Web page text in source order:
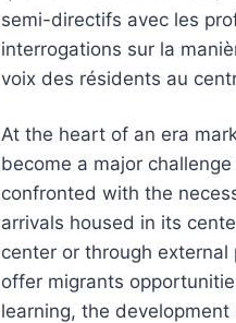
semi-directifs avec les
interrogations sur la
voix des résidents au
At the heart of an era
become a major
confronted with the
arrivals housed in its
center or through
offer migrants
learning, the